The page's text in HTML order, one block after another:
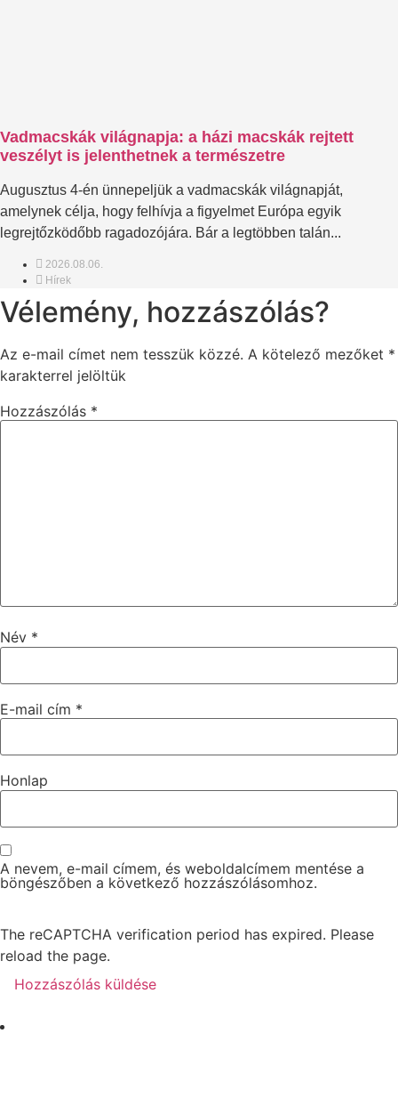
Vadmacskák világnapja: a házi macskák rejtett
veszélyt is jelenthetnek a természetre
Augusztus 4-én ünnepeljük a vadmacskák világnapját,
amelynek célja, hogy felhívja a figyelmet Európa egyik
legrejtőzködőbb ragadozójára. Bár a legtöbben talán...
2026.08.06.
Hírek
Vélemény, hozzászólás?
Az e-mail címet nem tesszük közzé. A kötelező mezőket *
karakterrel jelöltük
Hozzászólás *
Név *
E-mail cím *
Honlap
A nevem, e-mail címem, és weboldalcímem mentése a
böngészőben a következő hozzászólásomhoz.
The reCAPTCHA verification period has expired. Please
reload the page.